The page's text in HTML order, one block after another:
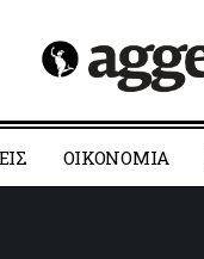
ΟΙΚΟΝΟΜΙΑ